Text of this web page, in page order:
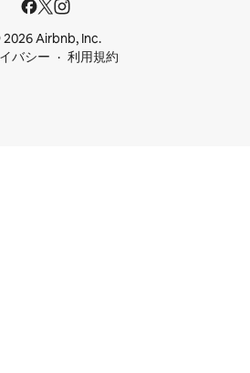
Airbnb, Inc.
バシー
利用規約